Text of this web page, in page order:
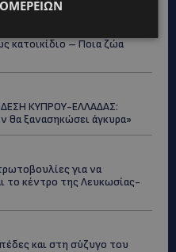
κατοικίδιο – Ποια ζώα
ΚΥΠΡΟΥ-ΕΛΛΑΔΑΣ:
θα ξανασηκώσει άγκυρα»
για να
το κέντρο της Λευκωσίας-
και στη σύζυγο του